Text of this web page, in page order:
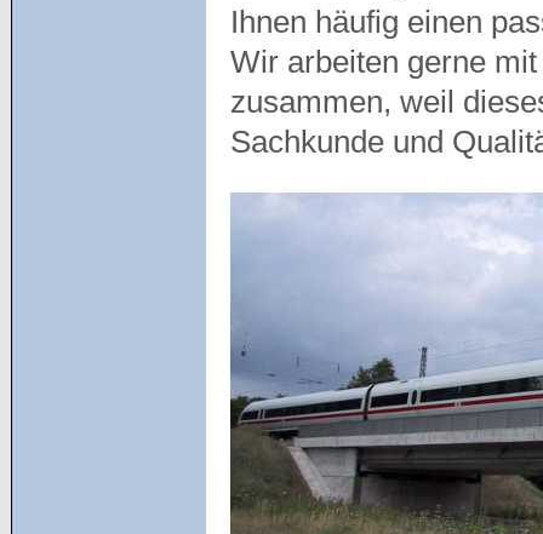
Ihnen häufig einen
Wir arbeiten gerne
zusammen, weil
Sachkunde und